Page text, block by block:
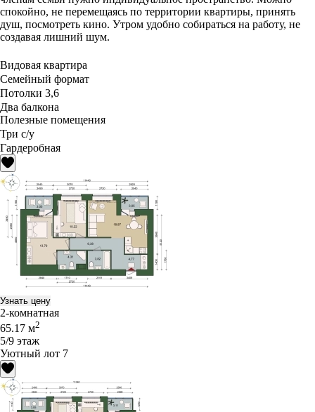
спокойно, не перемещаясь по территории квартиры, принять
душ, посмотреть кино. Утром удобно собираться на работу, не
создавая лишний шум.
Видовая квартира
Семейный формат
Потолки 3,6
Два балкона
Полезные помещения
Три с/у
Гардеробная
Узнать цену
2-комнатная
65.17 м2
5/9 этаж
Уютный лот 7